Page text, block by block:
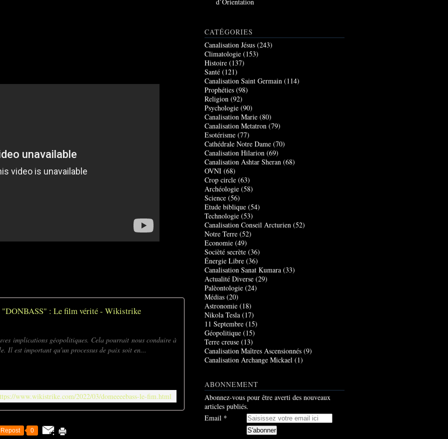
"DONBASS" : Le film vérité - Wikistrike
implications géopolitiques. Cela pourrait nous conduire à
Il est important qu'un processus de paix soit en...
www.wikistrike.com/2022/03/domeeeebass-le-fim.html
Repost 0
CATÉGORIES
Canalisation Jésus (243)
Climatologie (153)
Histoire (137)
Santé (121)
Canalisation Saint Germain (114)
Prophéties (98)
Religion (92)
Psychologie (90)
Canalisation Marie (80)
Canalisation Metatron (79)
Esotérisme (77)
Cathédrale Notre Dame (70)
Canalisation Hilarion (69)
Canalisation Ashtar Sheran (68)
OVNI (68)
Crop circle (63)
Archéologie (58)
Science (56)
Etude biblique (54)
Technologie (53)
Canalisation Conseil Arcturien (52)
Notre Terre (52)
Economie (49)
Socièté secrète (36)
Énergie Libre (36)
Canalisation Sanat Kumara (33)
Actualité Diverse (29)
Palèontologie (24)
Médias (20)
Astronomie (18)
Nikola Tesla (17)
11 Septembre (15)
Géopolitique (15)
Terre creuse (13)
Canalisation Maîtres Ascensionnés (9)
Canalisation Archange Mickael (1)
ABONNEMENT
Abonnez-vous pour être averti des nouveaux
articles publiés.
Email